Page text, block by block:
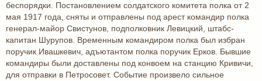
беспорядки. Постановлением солдатского комитета полка от 2
мая 1917 года, сняты и отправлены под арест командир полка
генерал-майор Свистунов, подполковник Левицкий, штабс-
капитан Шурупов. Временным командиром полка был избран
поручик Ивашкевич, адъютантом полка поручик Ерков. Бывшие
командиры были доставлены под конвоем на станцию Кривичи,
для отправки в Петросовет. Событие произвело сильное